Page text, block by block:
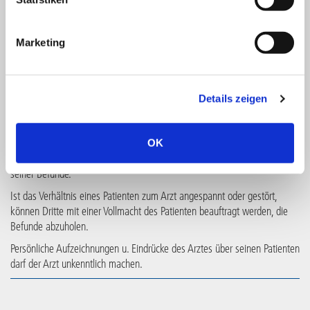
Marketing
Details zeigen
OK
Wir sind bemüht alle Anfragen schnellstmöglich zu beantworten. Sollten
Sie innerhalb von 14 Tagen keine Rückmeldung von uns erhalten, bitten
Patientenrechte – Verantwortung für die eigene Gesundheit:
Lt. eindeutiger Rechtsprechung müssen Patienten Einsicht in die
Krankenunterlagen erhalten. Jeder Patient hat einen Anspruch auf Kopien
seiner Befunde.
Ist das Verhältnis eines Patienten zum Arzt angespannt oder gestört,
können Dritte mit einer Vollmacht des Patienten beauftragt werden, die
Befunde abzuholen.
Persönliche Aufzeichnungen u. Eindrücke des Arztes über seinen Patienten
darf der Arzt unkenntlich machen.